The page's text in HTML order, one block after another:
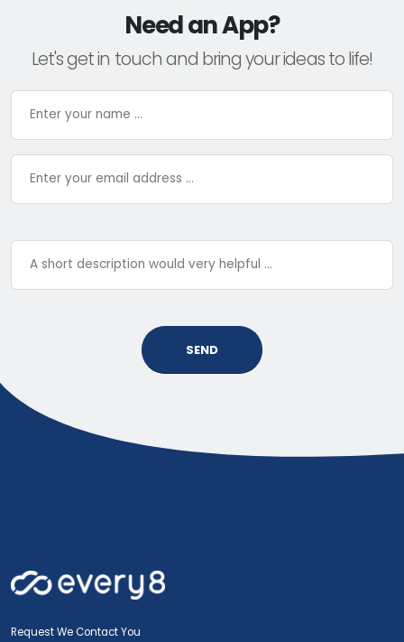
Need an App?
Let's get in touch and bring your ideas to life!
SEND
Request We Contact You